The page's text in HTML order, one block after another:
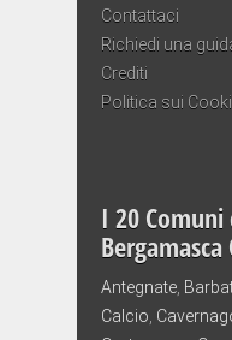
Contattaci
Richiedi una
Crediti
Politica sui
I 20 Comuni
Antegnate,
Calcio,